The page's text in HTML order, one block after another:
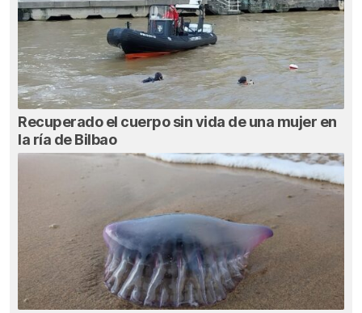
Recuperado el cuerpo sin vida de una mujer en
la ría de Bilbao